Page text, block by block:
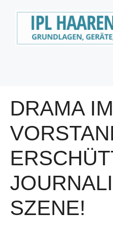
DRAMA
SZENE!